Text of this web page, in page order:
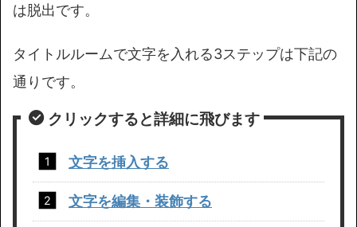
は脱出です。
タイトルルームで文字を入れる3ステップは下記の
通りです。
クリックすると詳細に飛びます
文字を挿入する
文字を編集・装飾する